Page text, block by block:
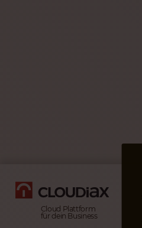
Cloud Plattform
für dein Business